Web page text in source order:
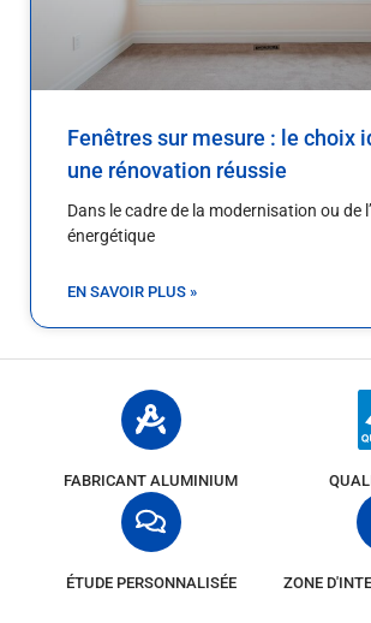
Fenêtres sur mesure : le choix
une rénovation réussie
Dans le cadre de la modernisation ou de
énergétique
EN SAVOIR PLUS »
FABRICANT ALUMINIUM
ÉTUDE PERSONNALISÉE ZONE